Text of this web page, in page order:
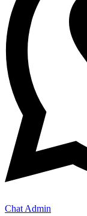
Chat Admin